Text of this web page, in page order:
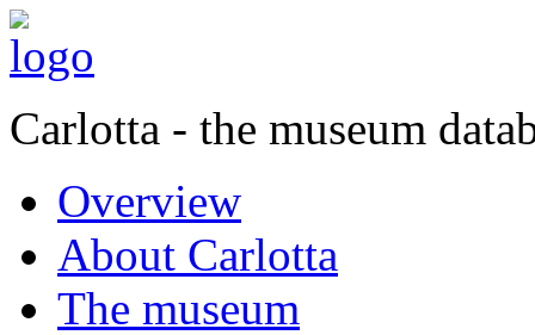
Carlotta - the museum
Overview
About Carlotta
The museum